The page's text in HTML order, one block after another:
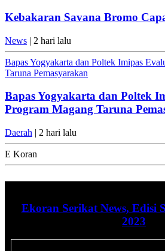
Kebakaran Savana Bromo
News | 2 hari lalu
Bapas Yogyakarta dan Poltek Imipas
Taruna Pemasyarakan
Bapas Yogyakarta dan Poltek
Program Magang Taruna
Daerah | 2 hari lalu
E Koran
Ekoran Serikat News, Edisi
2023